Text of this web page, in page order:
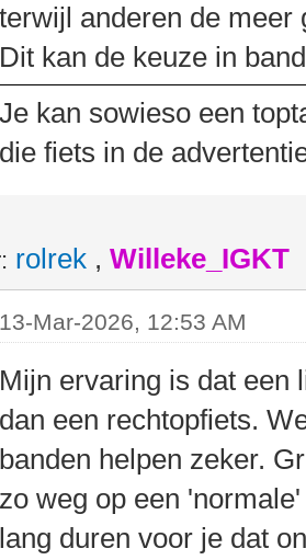
terwijl anderen de meer
Dit kan de keuze in
Je kan sowieso een
die fiets in de
rolrek , Willeke_IGKT
13-Mar-2026, 12:53 AM
Mijn ervaring is dat een
dan een rechtopfiets.
banden helpen zeker.
zo weg op een
lang duren voor je dat